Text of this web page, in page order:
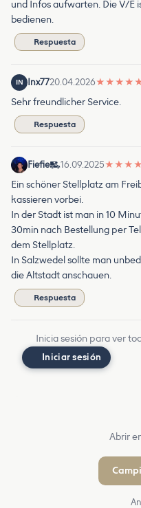
und Infos aufwarten. Die V/E
bedienen.
Respuesta
IN Inx7720.04.2026★ ★ ★ ★
Sehr freundlicher Service.
Respuesta
Fiefie 16.09.2025★ ★ ★ ★
Ein schöner Stellplatz am
kassieren vorbei.
In der Stadt ist man in 10
30min nach Bestellung per
dem Stellplatz.
In Salzwedel sollte man
die Altstadt anschauen.
Respuesta
Inicia sesión para ver
Iniciar sesión
Abrir